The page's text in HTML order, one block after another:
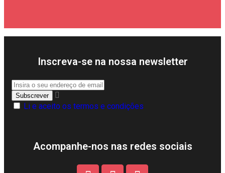
Inscreva-se na nossa newsletter
Li e aceito os termos e condições
Acompanhe-nos nas redes sociais